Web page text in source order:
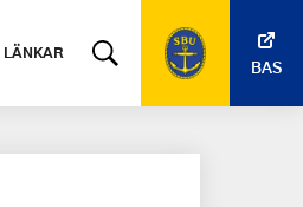
LÄNKAR
BAS